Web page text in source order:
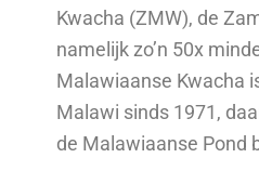
Kwacha (ZMW), de
namelijk zo’n 50x
Malawiaanse Kwacha
Malawi sinds 1971,
de Malawiaanse Pond